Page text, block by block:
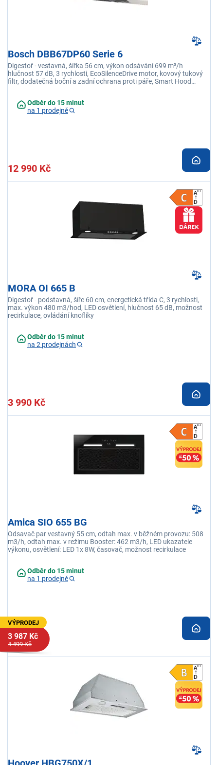
Bosch DBB67DP60 Serie 6
Digestoř - vestavná, šířka 56 cm, výkon odsávání 699 m³/h
hlučnost 57 dB, 3 rychlosti, EcoSilenceDrive motor, kovový tukový
filtr, dodatečná boční a zadní ochrana proti páře, Smart Hood
Odběr do 15 minut
na 1 prodejně
12 990 Kč
MORA OI 665 B
Digestoř - podstavná, šíře 60 cm, energetická třída C, 3 rychlosti,
max. výkon 480 m3/hod, LED osvětlení, hlučnost 65 dB, možnost
recirkulace, ovládání knoflíky
Odběr do 15 minut
na 2 prodejnách
3 990 Kč
Amica SIO 655 BG
Odsavač par vestavný 55 cm, odtah max. v běžném provozu: 508
m3/h, odtah max. v režimu Booster: 462 m3/h, LED ukazatele
výkonu, osvětlení: LED 1x 8W, časovač, možnost recirkulace
Odběr do 15 minut
na 1 prodejně
VÝPRODEJ
3 987 Kč
4 499 Kč